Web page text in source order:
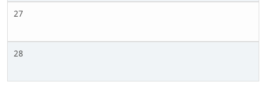
27
28